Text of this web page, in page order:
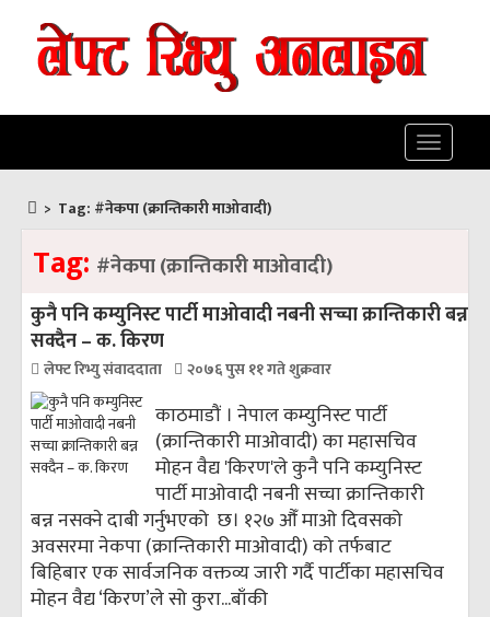
Toggle
> Tag: #नेकपा (क्रान्तिकारी माओवादी)
Tag: #नेकपा (क्रान्तिकारी माओवादी)
कुनै पनि कम्युनिस्ट पार्टी माओवादी नबनी सच्चा क्रान्तिकारी बन्न
सक्दैन – क. किरण
लेफ्ट रिभ्यु संवाददाता २०७६ पुस ११ गते शुक्रवार
काठमाडौं । नेपाल कम्युनिस्ट पार्टी
(क्रान्तिकारी माओवादी) का महासचिव
मोहन वैद्य 'किरण'ले कुनै पनि कम्युनिस्ट
पार्टी माओवादी नबनी सच्चा क्रान्तिकारी
बन्न नसक्ने दाबी गर्नुभएको छ। १२७ औँ माओ दिवसको
अवसरमा नेकपा (क्रान्तिकारी माओवादी) को तर्फबाट
बिहिबार एक सार्वजनिक वक्तव्य जारी गर्दै पार्टीका महासचिव
मोहन वैद्य ‘किरण’ले सो कुरा...बाँकी